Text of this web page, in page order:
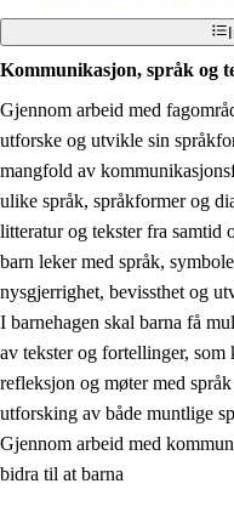
Kommunikasjon, språk og
Gjennom arbeid med
utforske og utvikle sin
mangfold av
ulike språk, språkformer og
litteratur og tekster fra samtid
barn leker med språk,
nysgjerrighet, bevissthet og
I barnehagen skal barna få
av tekster og fortellinger, som
refleksjon og møter med
utforsking av både muntlige
Gjennom arbeid med
bidra til at barna